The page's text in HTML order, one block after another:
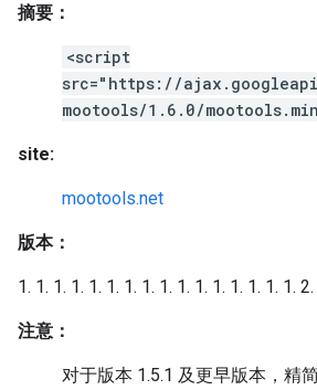
摘要：
<script
src="https://
mootools/1.6.0/
site:
mootools.net
版本：
1. 1. 1. 1. 1. 1. 1. 1. 1. 1. 1. 1. 1. 1. 1. 1. 2.
注意：
对于版本 1.5.1 及更早版本，精